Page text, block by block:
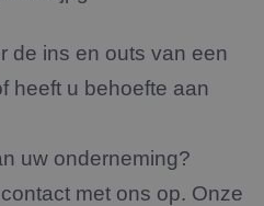
de ins en outs van een
heeft u behoefte aan
uw onderneming?
met ons op. Onze